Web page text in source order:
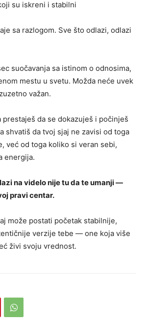
su iskreni i stabilni
sa razlogom. Sve što odlazi, odlazi
suočavanja sa istinom o odnosima,
mestu u svetu. Možda neće uvek
važan.
prestaješ da se dokazuješ i počinješ
shvatiš da tvoj sjaj ne zavisi od toga
već od toga koliko si veran sebi,
energija.
na videlo nije tu da te umanji —
pravi centar.
može postati početak stabilnije,
verzije tebe — one koja više
živi svoju vrednost.